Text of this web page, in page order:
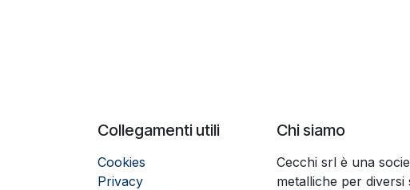
Chi siamo
Cecchi srl è una
metalliche per
Collegamenti utili
Cookies
Privacy